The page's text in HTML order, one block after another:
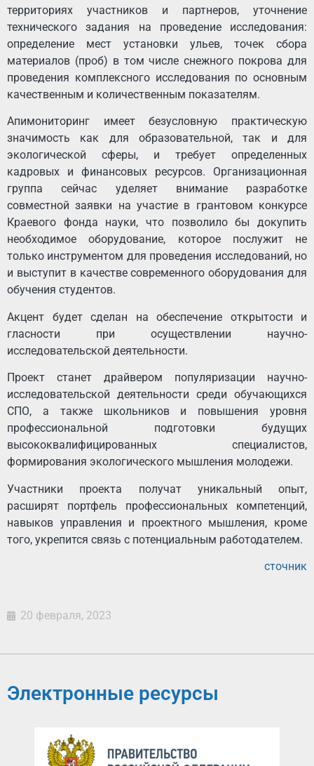
территориях участников и партнеров, уточнение
технического задания на проведение исследования:
определение мест установки ульев, точек сбора
материалов (проб) в том числе снежного покрова для
проведения комплексного исследования по основным
качественным и количественным показателям.
Апимониторинг имеет безусловную практическую
значимость как для образовательной, так и для
экологической сферы, и требует определенных
кадровых и финансовых ресурсов. Организационная
группа сейчас уделяет внимание разработке
совместной заявки на участие в грантовом конкурсе
Краевого фонда науки, что позволило бы докупить
необходимое оборудование, которое послужит не
только инструментом для проведения исследований, но
и выступит в качестве современного оборудования для
обучения студентов.
Акцент будет сделан на обеспечение открытости и
гласности при осуществлении научно-
исследовательской деятельности.
Проект станет драйвером популяризации научно-
исследовательской деятельности среди обучающихся
СПО, а также школьников и повышения уровня
профессиональной подготовки будущих
высококвалифицированных специалистов,
формирования экологического мышления молодежи.
Участники проекта получат уникальный опыт,
расширят портфель профессиональных компетенций,
навыков управления и проектного мышления, кроме
того, укрепится связь с потенциальным работодателем.
сточник
20 февраля, 2023
Электронные ресурсы